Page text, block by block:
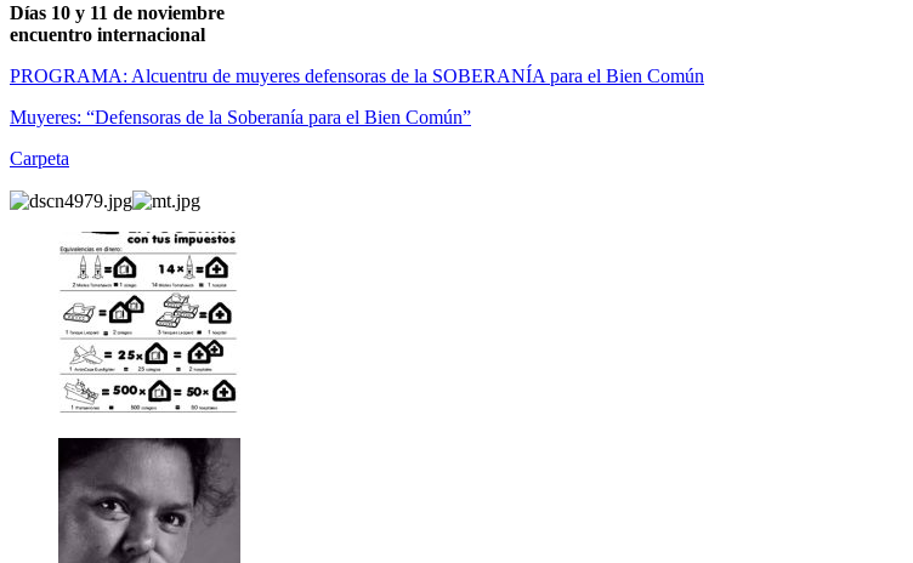
Días 10 y 11 de noviembre
encuentro internacional
PROGRAMA: Alcuentru de muyeres defensoras de la SOBERANÍA para el Bien Común
Muyeres: “Defensoras de la Soberanía para el Bien Común”
Carpeta